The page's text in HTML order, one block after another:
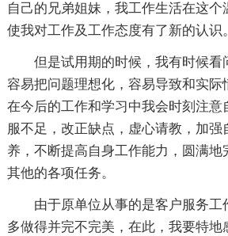
自己的兄弟姐妹，我工作生活在这
使我对工作及工作态度有了新的认识。
但是试用期的时候，我有时候看
容易把问题理想化，容易导致和实际
在今后的工作和学习中我会时刻注意
服不足，改正缺点，虚心请教，加强
养，不断提高自身工作能力，圆满地
其他的各项任务。
由于原单位从事的是客户服务工
多做得并完不完美，在此，我要特地